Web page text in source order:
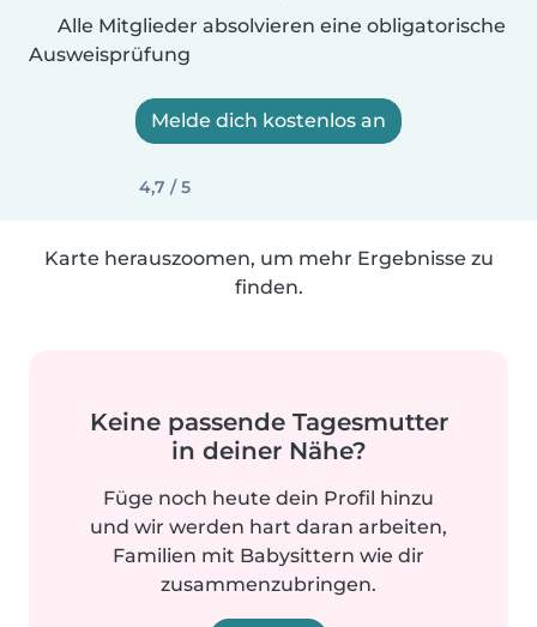
Alle Mitglieder absolvieren eine obligatorische
Ausweisprüfung
Melde dich kostenlos an
4,7 / 5
Karte herauszoomen, um mehr Ergebnisse zu
finden.
Keine passende Tagesmutter
in deiner Nähe?
Füge noch heute dein Profil hinzu
und wir werden hart daran arbeiten,
Familien mit Babysittern wie dir
zusammenzubringen.